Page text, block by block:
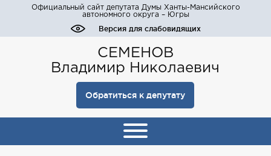
Официальный сайт депутата Думы Ханты-Мансийского
автономного округа – Югры
Версия для слабовидящих
СЕМЕНОВ
Владимир Николаевич
Обратиться к депутату